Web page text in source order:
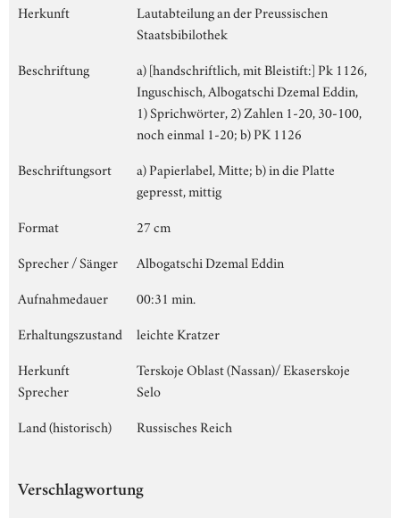
Herkunft
Lautabteilung an der Preussischen
Staatsbibilothek
Beschriftung
a) [handschriftlich, mit Bleistift:] Pk 1126,
Inguschisch, Albogatschi Dzemal Eddin,
1) Sprichwörter, 2) Zahlen 1-20, 30-100,
noch einmal 1-20; b) PK 1126
Beschriftungsort
a) Papierlabel, Mitte; b) in die Platte
gepresst, mittig
Format
27 cm
Sprecher / Sänger
Albogatschi Dzemal Eddin
Aufnahmedauer
00:31 min.
Erhaltungszustand
leichte Kratzer
Herkunft
Sprecher
Terskoje Oblast (Nassan)/ Ekaserskoje
Selo
Land (historisch)
Russisches Reich
Verschlagwortung